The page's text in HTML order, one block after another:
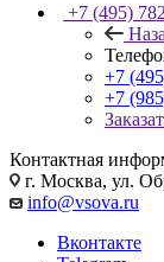
+7 (495)
+7
+7
Контактная
г. Москва, ул.
info@vsova.ru
Вконтакте